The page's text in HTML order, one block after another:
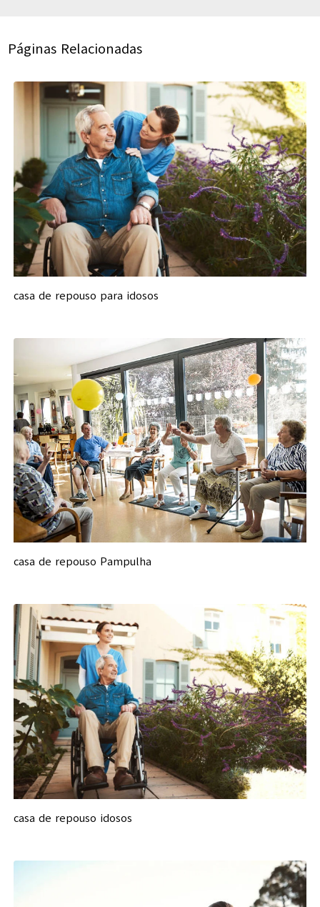
Páginas Relacionadas
casa de repouso para idosos
casa de repouso Pampulha
casa de repouso idosos